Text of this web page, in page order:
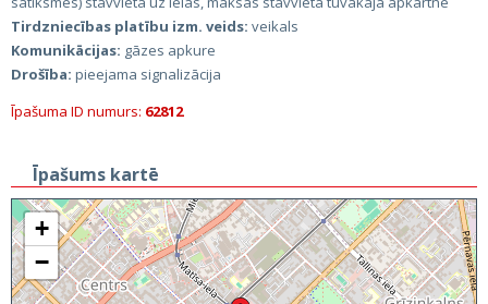
Tirdzniecības platību izm. veids: veikals
Komunikācijas: gāzes apkure
Drošība: pieejama signalizācija
Īpašuma ID numurs: 62812
Īpašums kartē
+
−